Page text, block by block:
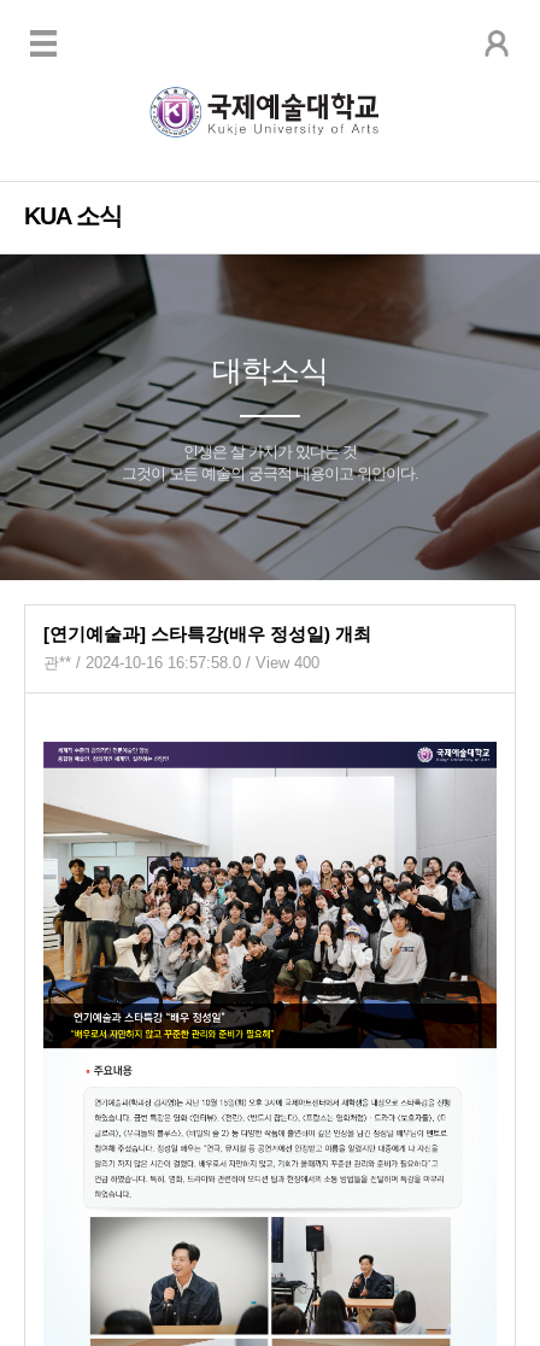
KUA 소식
대학소식
인생은 살 가치가 있다는 것
그것이 모든 예술의 궁극적 내용이고 위안이다.
[연기예술과] 스타특강(배우 정성일) 개최
관** / 2024-10-16 16:57:58.0 / View 400